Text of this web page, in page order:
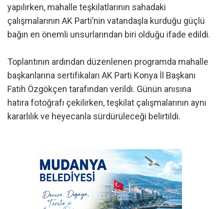
yapılırken, mahalle teşkilatlarının sahadaki
çalışmalarının AK Parti’nin vatandaşla kurduğu güçlü
bağın en önemli unsurlarından biri olduğu ifade edildi.
Toplantının ardından düzenlenen programda mahalle
başkanlarına sertifikaları AK Parti Konya İl Başkanı
Fatih Özgökçen tarafından verildi. Günün anısına
hatıra fotoğrafı çekilirken, teşkilat çalışmalarının aynı
kararlılık ve heyecanla sürdürüleceği belirtildi.